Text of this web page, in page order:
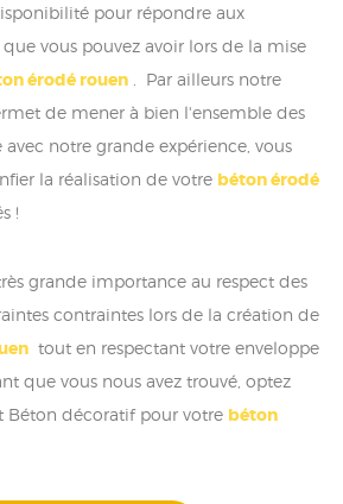
pour répondre aux
vous pouvez avoir lors de la mise
érodé rouen . Par ailleurs notre
de mener à bien l'ensemble des
notre grande expérience, vous
la réalisation de votre béton érodé
!
grande importance au respect des
contraintes lors de la création de
tout en respectant votre enveloppe
que vous nous avez trouvé, optez
Béton décoratif pour votre béton